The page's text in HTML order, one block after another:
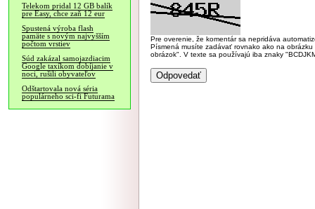
Telekom pridal 12 GB balík
pre Easy, chce zaň 12 eur
Spustená výroba flash
pamäte s novým najvyšším
počtom vrstiev
Súd zakázal samojazdiacim
Google taxíkom dobíjanie v
noci, rušili obyvateľov
Odštartovala nová séria
populárneho sci-fi Futurama
Pre overenie, že komentár sa nepridáva
Písmená musíte zadávať rovnako ako na
obrázok". V texte sa používajú iba znaky